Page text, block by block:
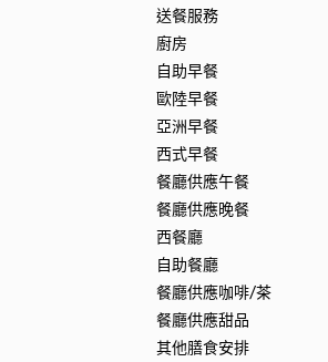
送餐服務
廚房
自助早餐
歐陸早餐
亞洲早餐
西式早餐
餐廳供應午餐
餐廳供應晚餐
西餐廳
自助餐廳
餐廳供應咖啡/茶
餐廳供應甜品
其他膳食安排